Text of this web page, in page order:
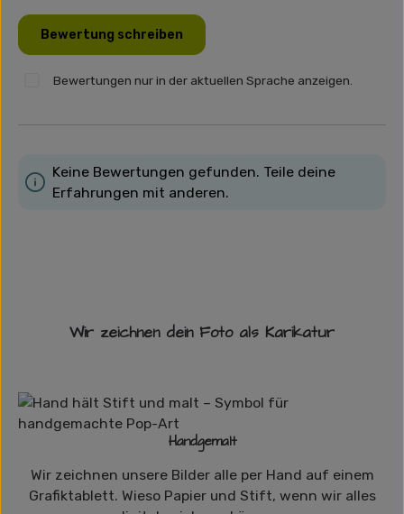
Bewertung schreiben
Bewertungen nur in der aktuellen Sprache anzeigen.
Keine Bewertungen gefunden. Teile deine
Erfahrungen mit anderen.
Wir zeichnen dein Foto als Karikatur
Handgemalt
Wir zeichnen unsere Bilder alle per Hand auf einem
Grafiktablett. Wieso Papier und Stift, wenn wir alles